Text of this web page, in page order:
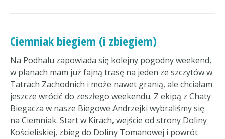
Ciemniak biegiem (i zbiegiem)
Na Podhalu zapowiada się kolejny pogodny weekend,
w planach mam już fajną trasę na jeden ze szczytów w
Tatrach Zachodnich i może nawet granią, ale chciałam
jeszcze wrócić do zeszłego weekendu. Z ekipą z Chaty
Biegacza w nasze Biegowe Andrzejki wybraliśmy się
na Ciemniak. Start w Kirach, wejście od strony Doliny
Kościeliskiej, zbieg do Doliny Tomanowej i powrót